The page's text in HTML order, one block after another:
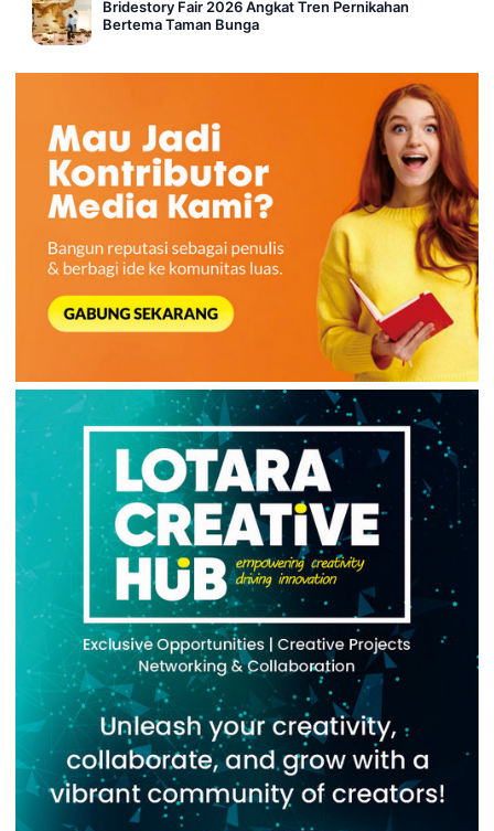
Bridestory Fair 2026 Angkat Tren Pernikahan
Bertema Taman Bunga